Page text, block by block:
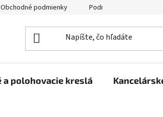
Obchodné podmienky Podmienky ochrany
a polohovacie kreslá